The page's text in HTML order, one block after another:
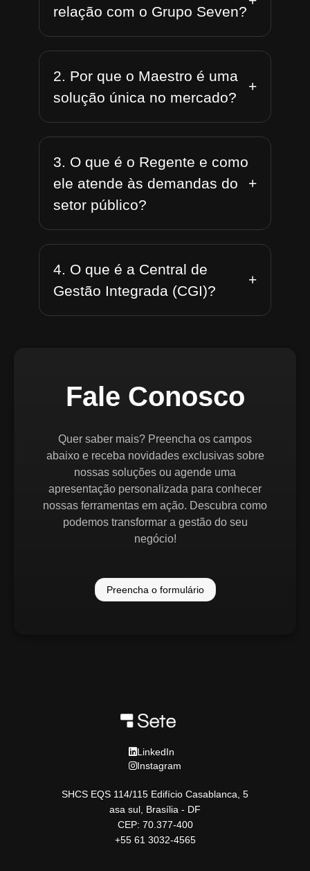
relação com o Grupo Seven?
2. Por que o Maestro é uma
solução única no mercado?
+
3. O que é o Regente e como
ele atende às demandas do
setor público?
+
4. O que é a Central de
Gestão Integrada (CGI)?
+
Fale Conosco
Quer saber mais? Preencha os campos
abaixo e receba novidades exclusivas sobre
nossas soluções ou agende uma
apresentação personalizada para conhecer
nossas ferramentas em ação. Descubra como
podemos transformar a gestão do seu
negócio!
Preencha o formulário
LinkedIn
Instagram
SHCS EQS 114/115 Edifício Casablanca, 5
asa sul, Brasília - DF
CEP: 70.377-400
+55 61 3032-4565